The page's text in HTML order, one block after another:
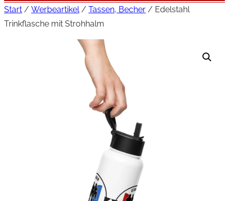
Start / Werbeartikel/ Tassen, Becher / Edelstahl
Trinkflasche mit Strohhalm